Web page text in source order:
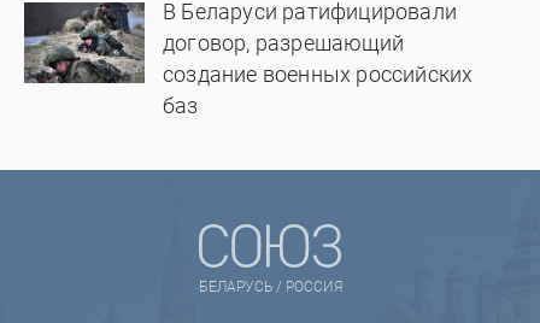
В Беларуси ратифицировали
договор, разрешающий
создание военных российских
баз
БЕЛАРУСЬ / РОССИЯ